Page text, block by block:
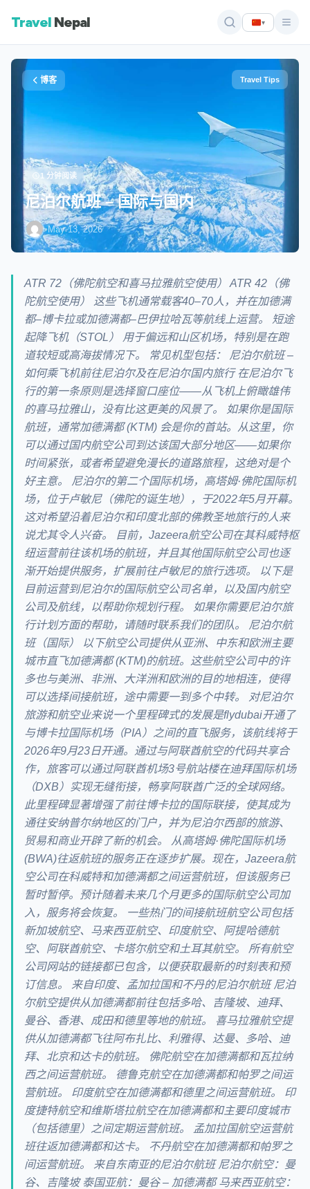
Travel Nepal ▾
博客 Travel Tips
1 分钟阅读
尼泊尔航班 – 国际与国内
·May 13, 2026
ATR 72（佛陀航空和喜马拉雅航空使用） ATR 42（佛
陀航空使用） 这些飞机通常载客40–70人，并在加德满
都–博卡拉或加德满都–巴伊拉哈瓦等航线上运营。 短途
起降飞机（STOL） 用于偏远和山区机场，特别是在跑
道较短或高海拔情况下。 常见机型包括： 尼泊尔航班 –
如何乘飞机前往尼泊尔及在尼泊尔国内旅行 在尼泊尔飞
行的第一条原则是选择窗口座位——从飞机上俯瞰雄伟
的喜马拉雅山，没有比这更美的风景了。 如果你是国际
航班，通常加德满都 (KTM) 会是你的首站。从这里，你
可以通过国内航空公司到达该国大部分地区——如果你
时间紧张，或者希望避免漫长的道路旅程，这绝对是个
好主意。 尼泊尔的第二个国际机场，高塔姆·佛陀国际机
场，位于卢敏尼（佛陀的诞生地），于2022年5月开幕。
这对希望沿着尼泊尔和印度北部的佛教圣地旅行的人来
说尤其令人兴奋。 目前，Jazeera航空公司在其科威特枢
纽运营前往该机场的航班，并且其他国际航空公司也逐
渐开始提供服务，扩展前往卢敏尼的旅行选项。 以下是
目前运营到尼泊尔的国际航空公司名单，以及国内航空
公司及航线，以帮助你规划行程。 如果你需要尼泊尔旅
行计划方面的帮助，请随时联系我们的团队。 尼泊尔航
班（国际） 以下航空公司提供从亚洲、中东和欧洲主要
城市直飞加德满都 (KTM)的航班。这些航空公司中的许
多也与美洲、非洲、大洋洲和欧洲的目的地相连，使得
可以选择间接航班，途中需要一到多个中转。 对尼泊尔
旅游和航空业来说一个里程碑式的发展是flydubai开通了
与博卡拉国际机场（PIA）之间的直飞服务，该航线将于
2026年9月23日开通。通过与阿联酋航空的代码共享合
作，旅客可以通过阿联酋机场3号航站楼在迪拜国际机场
（DXB）实现无缝衔接，畅享阿联酋广泛的全球网络。
此里程碑显著增强了前往博卡拉的国际联接，使其成为
通往安纳普尔纳地区的门户，并为尼泊尔西部的旅游、
贸易和商业开辟了新的机会。 从高塔姆·佛陀国际机场
(BWA)往返航班的服务正在逐步扩展。现在，Jazeera航
空公司在科威特和加德满都之间运营航班，但该服务已
暂时暂停。预计随着未来几个月更多的国际航空公司加
入，服务将会恢复。 一些热门的间接航班航空公司包括
新加坡航空、马来西亚航空、印度航空、阿提哈德航
空、阿联酋航空、卡塔尔航空和土耳其航空。 所有航空
公司网站的链接都已包含，以便获取最新的时刻表和预
订信息。 来自印度、孟加拉国和不丹的尼泊尔航班 尼泊
尔航空提供从加德满都前往包括多哈、吉隆坡、迪拜、
曼谷、香港、成田和德里等地的航班。 喜马拉雅航空提
供从加德满都飞往阿布扎比、利雅得、达曼、多哈、迪
拜、北京和达卡的航班。 佛陀航空在加德满都和瓦拉纳
西之间运营航班。 德鲁克航空在加德满都和帕罗之间运
营航班。 印度航空在加德满都和德里之间运营航班。 印
度捷特航空和维斯塔拉航空在加德满都和主要印度城市
（包括德里）之间定期运营航班。 孟加拉国航空运营航
班往返加德满都和达卡。 不丹航空在加德满都和帕罗之
间运营航班。 来自东南亚的尼泊尔航班 尼泊尔航空：曼
谷、吉隆坡 泰国亚航：曼谷 – 加德满都 马来西亚航空：